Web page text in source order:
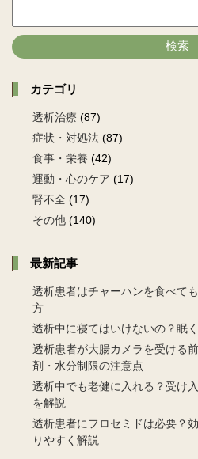
検索
カテゴリ
透析治療 (87)
症状・対処法 (87)
食事・栄養 (42)
運動・心のケア (17)
腎不全 (17)
その他 (140)
最新記事
透析患者はチャーハンを食べて
方
透析中に寝てはいけないの？眠
透析患者が大腸カメラを受ける
剤・水分制限の注意点
透析中でも老健に入れる？受け
を解説
透析患者にフロセミドは必要？
りやすく解説